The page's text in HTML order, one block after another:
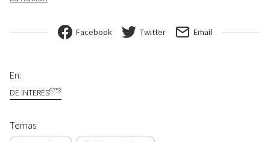
Facebook Twitter Email
En:
DE INTERÉS6753
Temas